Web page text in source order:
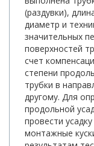
(раздувки),
диаметр и
значительных
поверхностей
счет
степени
трубки в
другому. Для
продольной
провести
монтажные